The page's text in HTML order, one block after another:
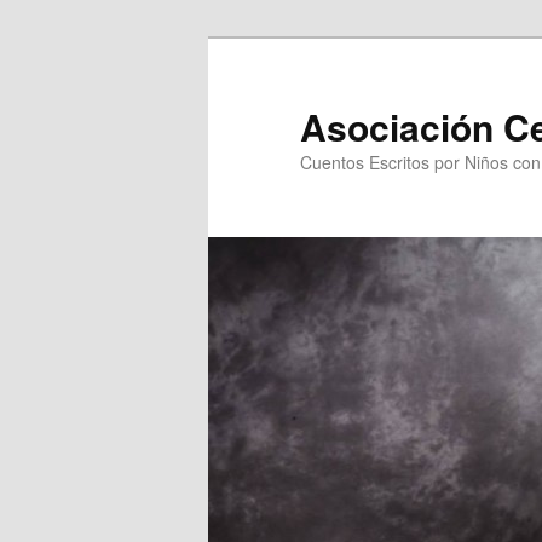
Asociación
Cuentos Escritos por Niños